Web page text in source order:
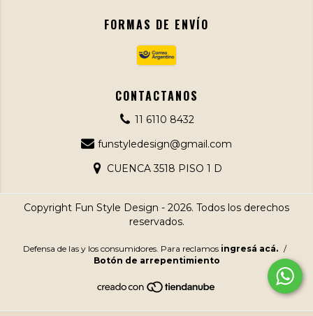
FORMAS DE ENVÍO
CONTACTANOS
11 6110 8432
funstyledesign@gmail.com
CUENCA 3518 PISO 1 D
Copyright Fun Style Design - 2026. Todos los derechos
reservados.
Defensa de las y los consumidores. Para reclamos ingresá acá. /
Botón de arrepentimiento